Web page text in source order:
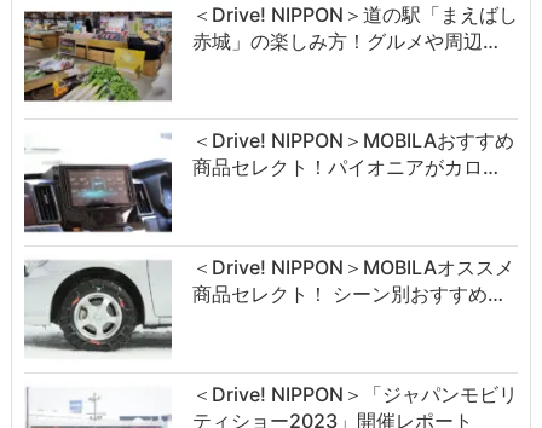
＜Drive! NIPPON＞道の駅「まえばし
赤城」の楽しみ方！グルメや周辺…
＜Drive! NIPPON＞MOBILAおすすめ
商品セレクト！パイオニアがカロ…
＜Drive! NIPPON＞MOBILAオススメ
商品セレクト！ シーン別おすすめ…
＜Drive! NIPPON＞「ジャパンモビリ
ティショー2023」開催レポート